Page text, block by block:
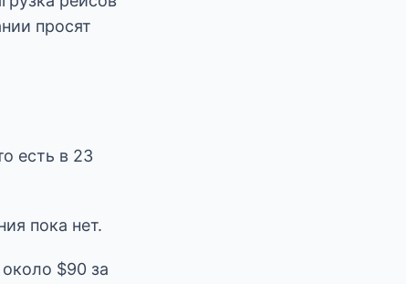
просят
есть в 23
пока нет.
$90 за